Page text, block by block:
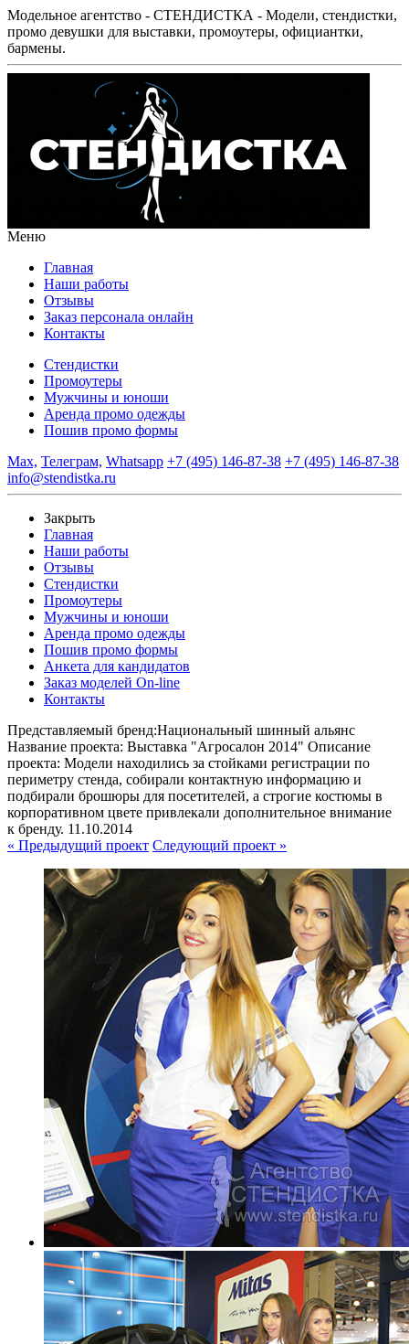
Модельное агентство - СТЕНДИСТКА - Модели, стендистки,
промо девушки для выставки, промоутеры, официантки,
бармены.
Меню
Главная
Наши работы
Отзывы
Заказ персонала онлайн
Контакты
Стендистки
Промоутеры
Мужчины и юноши
Аренда промо одежды
Пошив промо формы
Max, Телеграм, Whatsapp +7 (495) 146-87-38 +7 (495) 146-87-38
info@stendistka.ru
Закрыть
Главная
Наши работы
Отзывы
Стендистки
Промоутеры
Мужчины и юноши
Аренда промо одежды
Пошив промо формы
Анкета для кандидатов
Заказ моделей On-line
Контакты
Представляемый бренд:Национальный шинный альянс
Название проекта: Выставка "Агросалон 2014" Описание
проекта: Модели находились за стойками регистрации по
периметру стенда, собирали контактную информацию и
подбирали брошюры для посетителей, а строгие костюмы в
корпоративном цвете привлекали дополнительное внимание
к бренду. 11.10.2014
« Предыдущий проект Следующий проект »